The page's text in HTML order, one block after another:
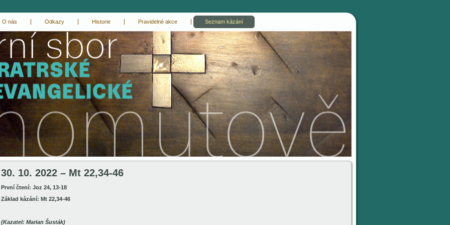
O nás Odkazy Historie Pravidelné akce Seznam kázání
30. 10. 2022 – Mt 22,34-46
První čtení: Joz 24, 13-18
Základ kázání: Mt 22,34-46
(Kazatel: Marian Šusták)